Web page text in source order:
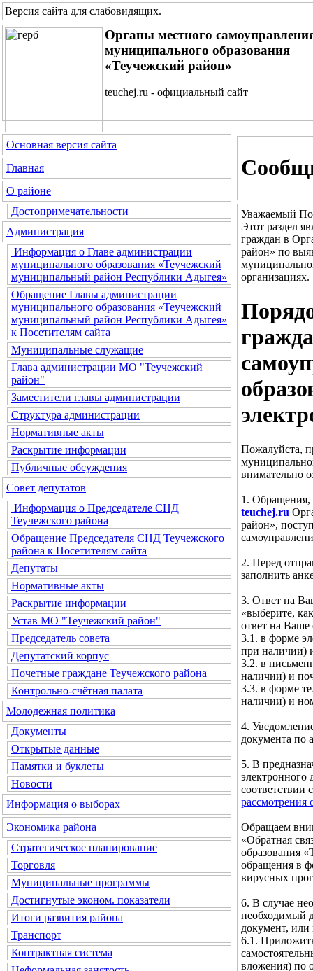
Версия сайта для слабовидящих.
Органы местного
муниципального образования
«Теучежский район»
teuchej.ru - официальный сайт
Основная версия сайта
Главная
О районе
Достопримечательности
Администрация
Информация о Главе администрации
муниципального образования «Теучежский
муниципальный район Республики Адыгея»
Обращение Главы администрации
муниципального образования «Теучежский
муниципальный район Республики Адыгея»
к Посетителям сайта
Муниципальные служащие
Глава администрации МО "Теучежский
район"
Заместители главы администрации
Структура администрации
Нормативные акты
Раскрытие информации
Публичные обсуждения
Совет депутатов
Информация о Председателе СНД
Теучежского района
Обращение Председателя СНД Теучежского
района к Посетителям сайта
Депутаты
Нормативные акты
Раскрытие информации
Устав МО "Теучежский район"
Председатель совета
Депутатский корпус
Почетные граждане Теучежского района
Контрольно-счётная палата
Молодежная политика
Документы
Открытые данные
Памятки и буклеты
Новости
Информация о выборах
Экономика района
Стратегическое планирование
Торговля
Муниципальные программы
Достигнутые эконом. показатели
Итоги развития района
Транспорт
Контрактная система
Уважаемый
Этот раздел
граждан в
район» по
организациях.
Пожалуйста,
внимательно
1. Обращения,
teuchej.ru
район»,
2. Перед
заполнить
3. Ответ на
«выберите,
ответ на
3.1. в форме
при наличии)
3.2. в
наличии) и
3.3. в форме
наличии) и
4.
документа по
5. В
электронного
соответствии
Обращаем
«Обратная
образования
обращения в
вирусных
6. В случае
необходимый
документ,
6.1.
вложения) по